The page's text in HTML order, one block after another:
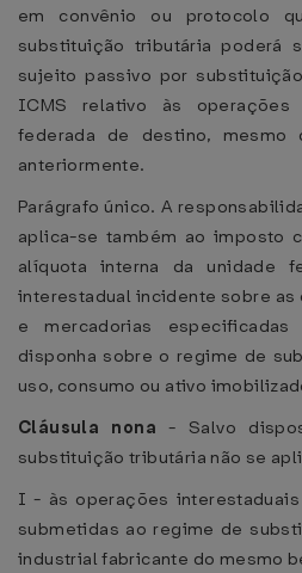
em convênio ou protocolo
substituição tributária poderá
sujeito passivo por
ICMS relativo às operações
federada de destino,
anteriormente.
Parágrafo único. A
aplica-se também ao imposto
alíquota interna da unidade
interestadual incidente sobre
e mercadorias
disponha sobre o regime de
uso, consumo ou ativo
Cláusula nona - Salvo
substituição tributária não se
I - às operações
submetidas ao regime de
industrial fabricante do mesmo